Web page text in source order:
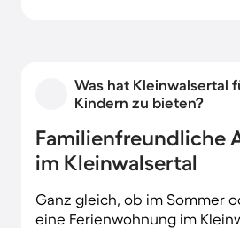
Was hat Kleinwalsertal
Kindern zu bieten?
Familienfreundliche
im Kleinwalsertal
Ganz gleich, ob im Sommer
eine Ferienwohnung im